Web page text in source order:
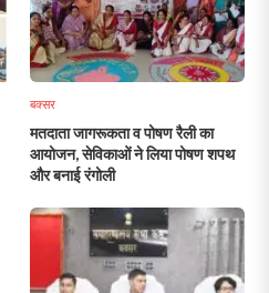
बक्सर
मतदाता जागरूकता व पोषण रैली का
आयोजन, सेविकाओं ने लिया पोषण शपथ
और बनाई रंगोली